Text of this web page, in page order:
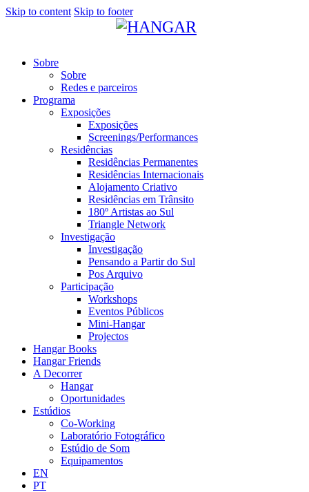
Skip to content Skip to footer
Sobre
Sobre
Redes e parceiros
Programa
Exposições
Exposições
Screenings/Performances
Residências
Residências Permanentes
Residências Internacionais
Alojamento Criativo
Residências em Trânsito
180º Artistas ao Sul
Triangle Network
Investigação
Investigação
Pensando a Partir do Sul
Pos Arquivo
Participação
Workshops
Eventos Públicos
Mini-Hangar
Projectos
Hangar Books
Hangar Friends
A Decorrer
Hangar
Oportunidades
Estúdios
Co-Working
Laboratório Fotográfico
Estúdio de Som
Equipamentos
EN
PT